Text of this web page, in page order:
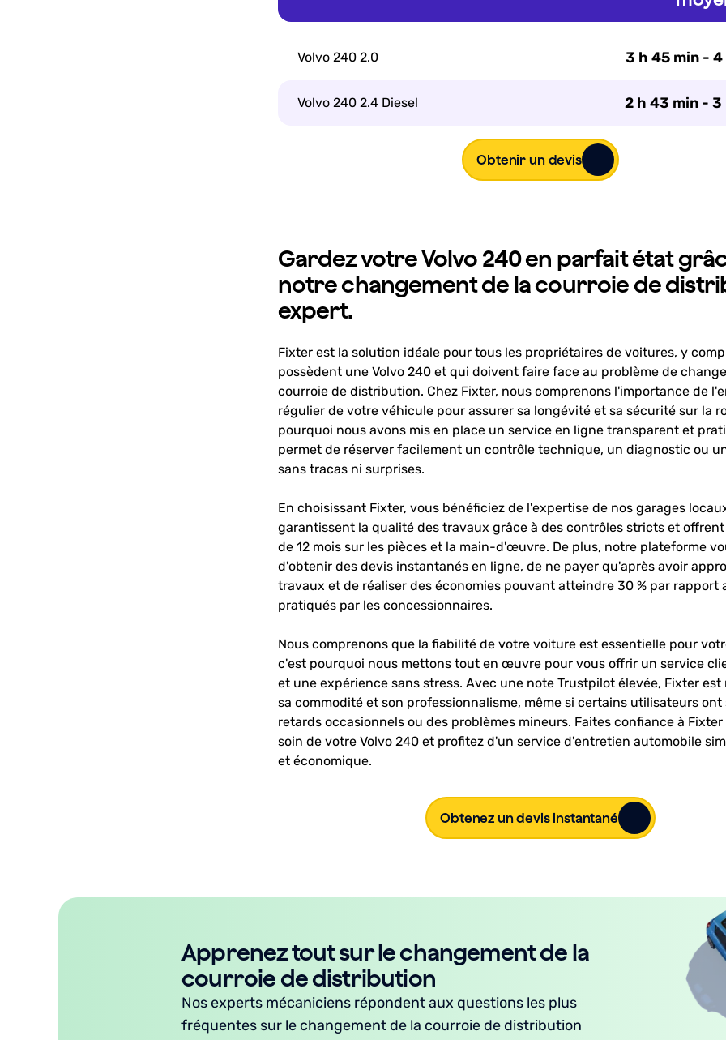
Volvo 240 2.0 3 h 45 min - 4
Volvo 240 2.4 Diesel 2 h 43 min - 3
Obtenir un devis
Gardez votre Volvo 240 en parfait état
notre changement de la courroie de
expert.
Fixter est la solution idéale pour tous les propriétaires de voitures, y
possèdent une Volvo 240 et qui doivent faire face au problème de
courroie de distribution. Chez Fixter, nous comprenons l'importance de
régulier de votre véhicule pour assurer sa longévité et sa sécurité sur la
pourquoi nous avons mis en place un service en ligne transparent et
permet de réserver facilement un contrôle technique, un diagnostic ou
sans tracas ni surprises.
En choisissant Fixter, vous bénéficiez de l'expertise de nos garages
garantissent la qualité des travaux grâce à des contrôles stricts et
de 12 mois sur les pièces et la main-d'œuvre. De plus, notre plateforme
d'obtenir des devis instantanés en ligne, de ne payer qu'après avoir
travaux et de réaliser des économies pouvant atteindre 30 % par rapport
pratiqués par les concessionnaires.
Nous comprenons que la fiabilité de votre voiture est essentielle pour
c'est pourquoi nous mettons tout en œuvre pour vous offrir un service
et une expérience sans stress. Avec une note Trustpilot élevée, Fixter
sa commodité et son professionnalisme, même si certains utilisateurs ont
retards occasionnels ou des problèmes mineurs. Faites confiance à
soin de votre Volvo 240 et profitez d'un service d'entretien automobile
et économique.
Obtenez un devis instantané
Apprenez tout sur le changement de la
courroie de distribution
Nos experts mécaniciens répondent aux questions les plus
fréquentes sur le changement de la courroie de distribution